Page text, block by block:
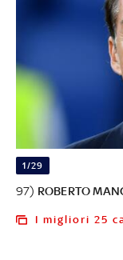
1/29
97) ROBERTO
I migliori 25